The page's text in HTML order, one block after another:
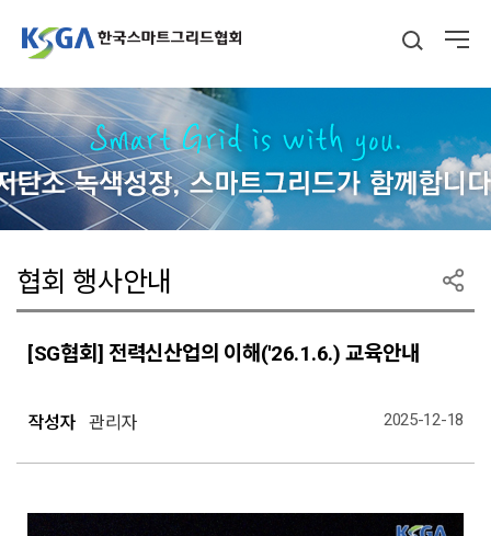
협회 행사안내
[SG협회] 전력신산업의 이해('26.1.6.) 교육안내
작성자 관리자 2025-12-18